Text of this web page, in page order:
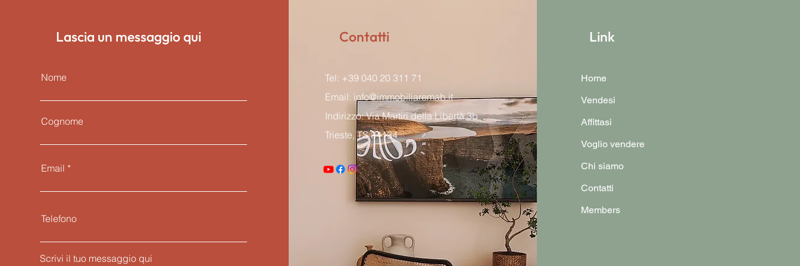
Lascia un messaggio qui
Nome
Cognome
Email
Telefono
Scrivi il tuo messaggio qui
Contatti
Tel: +39 040 20 311 71
Email: info@immobiliaremab.it
Indirizzo: Via Martiri della Libertà 3b
Trieste, TS 34134
Link
Home
Vendesi
Affittasi
Voglio vendere
Chi siamo
Contatti
Members